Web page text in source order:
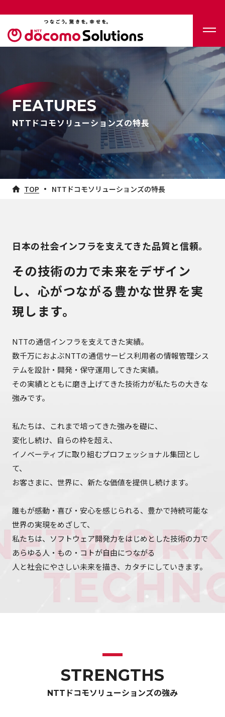
FEATURES
NTTドコモソリューションズの特長
TOP NTTドコモソリューションズの特長
日本の社会インフラを支えてきた品質と信頼。
その技術の力で未来をデザイン
し、 心がつながる豊かな世界を実
現します。
NTTの通信インフラを支えてきた実績。
数千万におよぶNTTの通信サービス利用者の情報管理シス
テムを設計・開発・保守運用してきた実績。
その実績とともに磨き上げてきた技術力が私たちの大きな
強みです。
私たちは、これまで培ってきた強みを礎に、
変化し続け、自らの枠を超え、
イノベーティブに取り組むプロフェッショナル集団とし
て、
お客さまに、世界に、新たな価値を提供し続けます。
誰もが感動・喜び・安心を感じられる、豊かで持続可能な
世界の実現をめざして、
私たちは、ソフトウェア開発力をはじめとした技術の力で
あらゆる人・もの・コトが自由につながる
人と社会にやさしい未来を描き、カタチにしていきます。
STRENGTHS
NTTドコモソリューションズの強み